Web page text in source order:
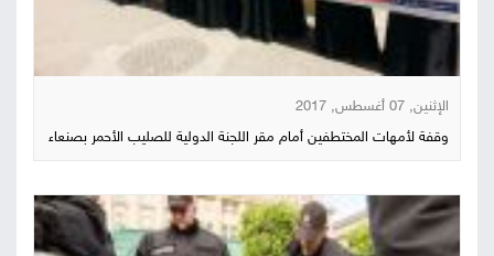
الإثنين, 07 أغسطس, 2017
وقفة لأمهات المختطفين أمام مقر اللجنة الدولية للصليب الأحمر بصنعاء